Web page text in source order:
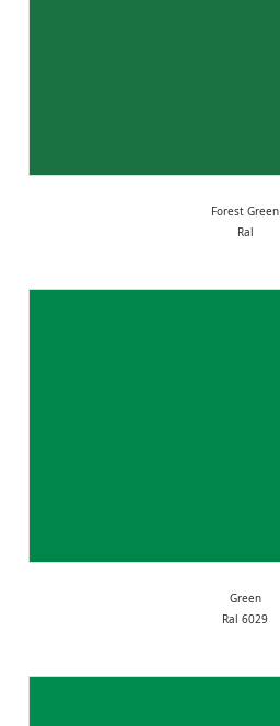
Forest Green
Ral
Green
Ral 6029